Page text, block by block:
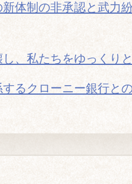
新体制の非承認と武力
、私たちをゆっくり
するクローニー銀行と